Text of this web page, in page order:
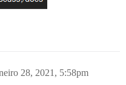
28, 2021, 5:58pm